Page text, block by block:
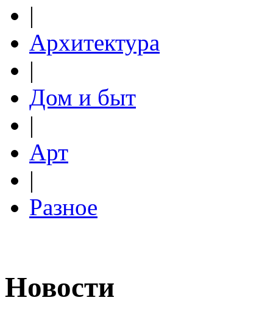
|
Архитектура
|
Дом и быт
|
Арт
|
Разное
Новости